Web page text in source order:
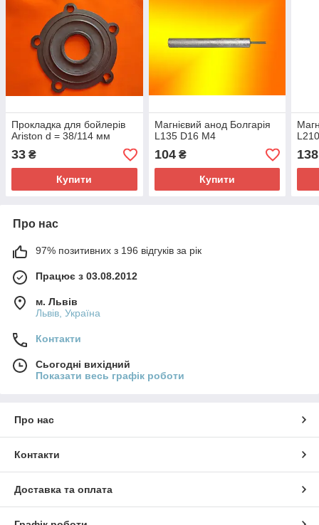
Прокладка для бойлерів
Ariston d = 38/114 мм
33 ₴
Купити
Магнієвий анод Болгарія
L135 D16 M4
104₴
Купити
138
Про нас
97% позитивних з 196 відгуків за рік
Працює з 03.08.2012
м. Львів
Львів, Україна
Контакти
Сьогодні вихідний
Показати весь графік роботи
Про нас
Контакти
Доставка та оплата